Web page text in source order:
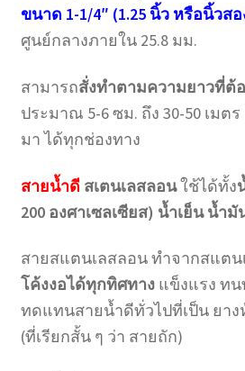
ขนาด 1-1/4″ (1.25 นิ้ว หรือนิ้วสอ
ศูนย์กลางภายใน 25.8 มม.
สามารถสั่งทำตามความยาวที่ต้
ประมาณ 5-6 ซม. ถึง 30-50 เมต
มา ได้ทุกช่องทาง
สายน้ำดี สเตนเลสลอนใช้ได้ทั้ง
200 องศาเซลเซียส) น้ำเย็น น้ำมั
สายสแตนเลสลอน ทำจากสแตน
โค้งงอได้ทุกทิศทางแข็งแรง ทน
ทดแทนสายน้ำดีทั่วไปที่เป็น ยาง
(ที่เรียกสั้น ๆ ว่า สายถัก)